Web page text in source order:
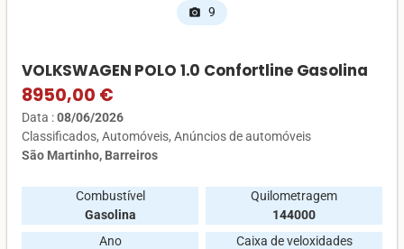
photo_camera 9
VOLKSWAGEN POLO 1.0 Confortline Gasolina
8950,00 €
Data :08/06/2026
Classificados Automóveis Anúncios de automóveis
São Martinho, Barreiros
Combustível
Gasolina
Quilometragem
144000
Ano
Caixa de veloxidades